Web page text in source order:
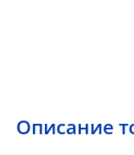
Описание